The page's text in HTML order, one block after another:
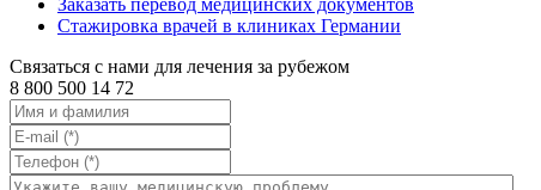
Заказать перевод медицинских документов
Стажировка врачей в клиниках Германии
Связаться с нами для лечения за рубежом
8 800 500 14 72